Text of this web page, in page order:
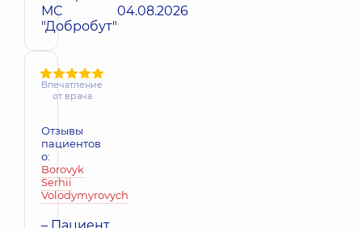
МС
"Добробут"
04.08.2026
Впечатление
от врача
Отзывы
пациентов
о:
Borovyk
Serhii
Volodymyrovych